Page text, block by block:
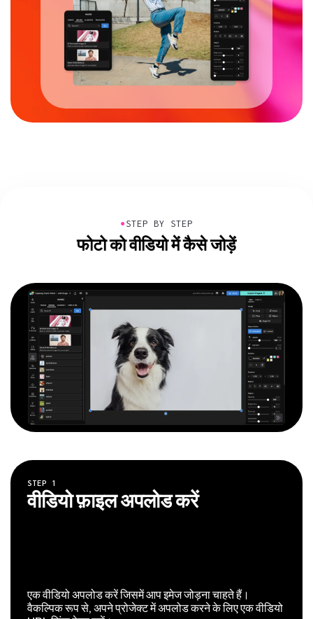
●STEP BY STEP
फोटो को वीडियो में कैसे जोड़ें
STEP 1
वीडियो फ़ाइल अपलोड करें
एक वीडियो अपलोड करें जिसमें आप इमेज जोड़ना चाहते हैं।
वैकल्पिक रूप से, अपने प्रोजेक्ट में अपलोड करने के लिए एक वीडियो